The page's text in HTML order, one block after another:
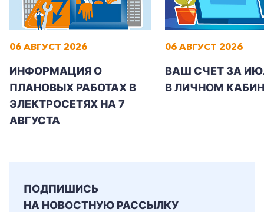
06 АВГУСТ 2026
ИНФОРМАЦИЯ О
ПЛАНОВЫХ РАБОТАХ В
ЭЛЕКТРОСЕТЯХ НА 7
АВГУСТА
06 АВГУСТ 2026
ВАШ СЧЕТ ЗА
В ЛИЧНОМ
ПОДПИШИСЬ
НА НОВОСТНУЮ РАССЫЛКУ